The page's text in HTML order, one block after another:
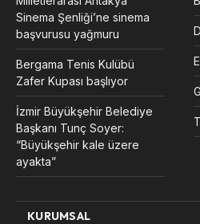
Sinema Şenliği’ne sinema
başvurusu yağmuru
Bergama Tenis Kulübü
Zafer Kupası başlıyor
İzmir Büyükşehir Belediye
Başkanı Tunç Soyer:
“Büyükşehir kale üzere
ayakta”
KURUMSAL